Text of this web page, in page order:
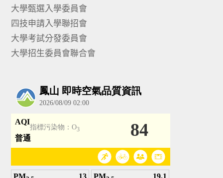
大學甄選入學委員會
四技申請入學聯招會
大學考試分發委員會
大學招生委員會聯合會